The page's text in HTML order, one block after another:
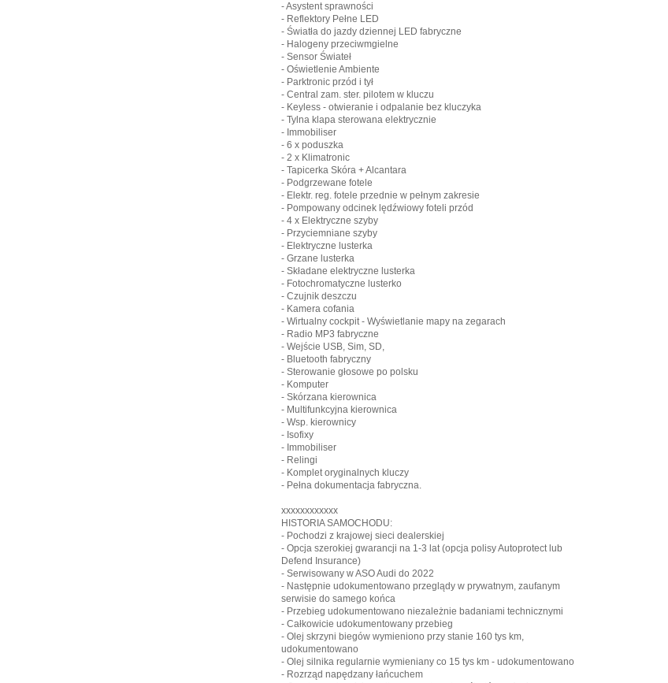
- Asystent sprawności
- Reflektory Pełne LED
- Światła do jazdy dziennej LED fabryczne
- Halogeny przeciwmgielne
- Sensor Świateł
- Oświetlenie Ambiente
- Parktronic przód i tył
- Central zam. ster. pilotem w kluczu
- Keyless - otwieranie i odpalanie bez kluczyka
- Tylna klapa sterowana elektrycznie
- Immobiliser
- 6 x poduszka
- 2 x Klimatronic
- Tapicerka Skóra + Alcantara
- Podgrzewane fotele
- Elektr. reg. fotele przednie w pełnym zakresie
- Pompowany odcinek lędźwiowy foteli przód
- 4 x Elektryczne szyby
- Przyciemniane szyby
- Elektryczne lusterka
- Grzane lusterka
- Składane elektryczne lusterka
- Fotochromatyczne lusterko
- Czujnik deszczu
- Kamera cofania
- Wirtualny cockpit - Wyświetlanie mapy na zegarach
- Radio MP3 fabryczne
- Wejście USB, Sim, SD,
- Bluetooth fabryczny
- Sterowanie głosowe po polsku
- Komputer
- Skórzana kierownica
- Multifunkcyjna kierownica
- Wsp. kierownicy
- Isofixy
- Immobiliser
- Relingi
- Komplet oryginalnych kluczy
- Pełna dokumentacja fabryczna.
xxxxxxxxxxxx
HISTORIA SAMOCHODU:
- Pochodzi z krajowej sieci dealerskiej
- Opcja szerokiej gwarancji na 1-3 lat (opcja polisy Autoprotect lub
Defend Insurance)
- Serwisowany w ASO Audi do 2022
- Następnie udokumentowano przeglądy w prywatnym, zaufanym
serwisie do samego końca
- Przebieg udokumentowano niezależnie badaniami technicznymi
- Całkowicie udokumentowany przebieg
- Olej skrzyni biegów wymieniono przy stanie 160 tys km,
udokumentowano
- Olej silnika regularnie wymieniany co 15 tys km - udokumentowano
- Rozrząd napędzany łańcuchem